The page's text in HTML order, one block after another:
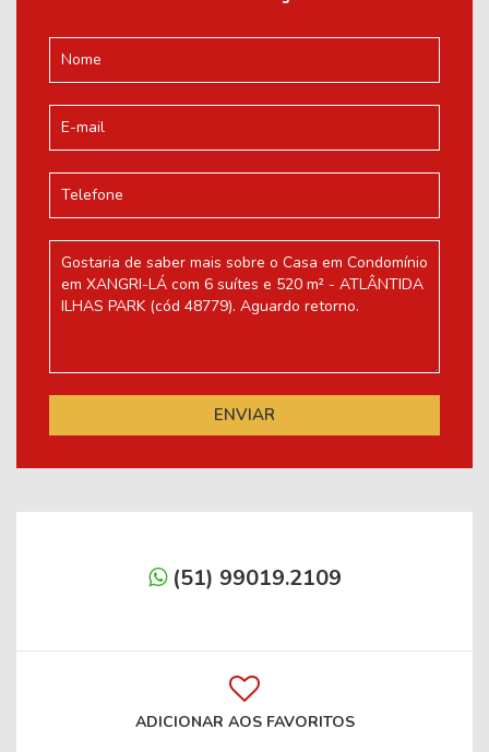
(51) 99019.2109
ADICIONAR AOS FAVORITOS